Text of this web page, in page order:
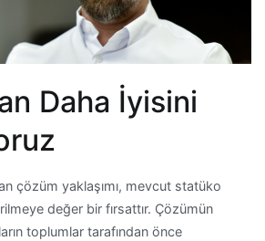
Daha İyisini
çözüm yaklaşımı, mevcut statüko
değer bir fırsattır. Çözümün
toplumlar tarafından önce